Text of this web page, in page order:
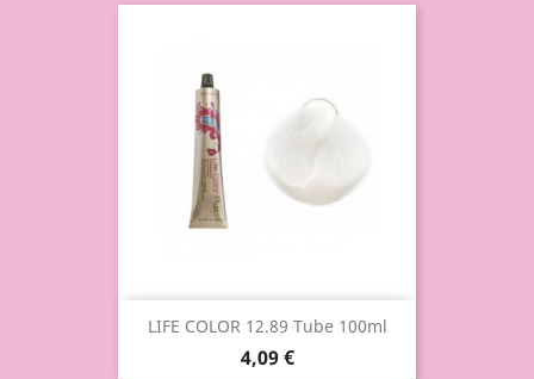
LIFE COLOR 12.89 Tube 100ml
4,09 €